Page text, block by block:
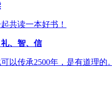
共读一本好书！
、智、信
以传承2500年，是有道理的。